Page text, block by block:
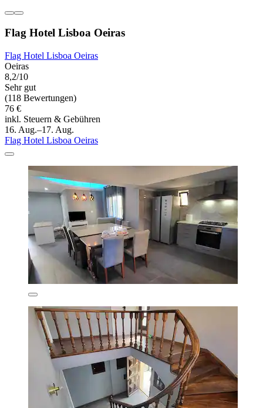
Flag Hotel Lisboa Oeiras
Flag Hotel Lisboa Oeiras
Oeiras
8,2/10
Sehr gut
(118 Bewertungen)
76 €
inkl. Steuern & Gebühren
16. Aug.–17. Aug.
Flag Hotel Lisboa Oeiras